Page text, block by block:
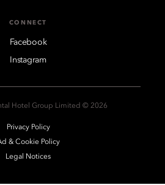
CONNECT
Facebook
Instagram
2026 © Mandarin Oriental Hotel Group Limited
Privacy Policy
& Cookie Policy
Legal Notices